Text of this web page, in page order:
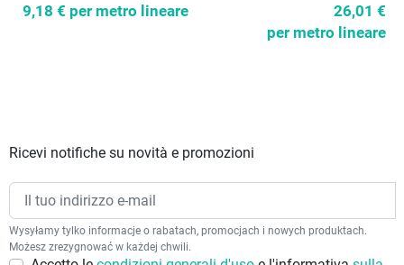
9,18 € per metro lineare
26,01 €
per metro lineare
Ricevi notifiche su novità e promozioni
Wysyłamy tylko informacje o rabatach, promocjach i nowych produktach.
Możesz zrezygnować w każdej chwili.